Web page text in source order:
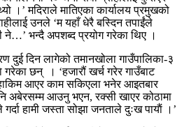
।’ मदिराले मातिएका कार्यालय प्रमुखको
उनले ‘म यहाँ धेरै बस्दिन तपाईंले
ने…’ भन्दै अपशब्द प्रयोग गरेका थिए ।
दुई दिन लागेको तमानखोला गाउँपालिका-३
गरेका छन् । ‘हजारौं खर्च गरेर गाउँबाट
आएर काम सकिएला भनेर आइतबार
अबेरसम्म आउनु भएन, रक्सी खाएर कोठामा
हामी जस्ता सोझा जनताले दुःख पायाैं ।’